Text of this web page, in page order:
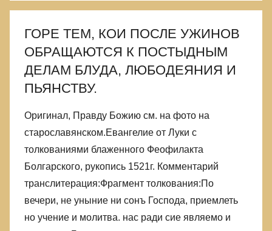
ГОРЕ ТЕМ, КОИ ПОСЛЕ УЖИНОВ
ОБРАЩАЮТСЯ К ПОСТЫДНЫМ
ДЕЛАМ БЛУДА, ЛЮБОДЕЯНИЯ И
ПЬЯНСТВУ.
Оригинал, Правду Божию см. на фото на
старославянском.Евангелие от Луки с
толкованиями блаженного Феофилакта
Болгарского, рукопись 1521г. Комментарий
транслитерация:Фрагмент толкования:По
вечери, не уныние ни сонъ Господа, приемлеть
но учение и молитва. нас ради сие являемо и